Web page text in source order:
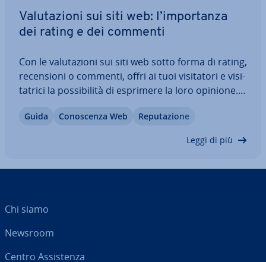
Va­lu­ta­zio­ni sui siti web: l’im­por­tan­za
dei rating e dei commenti
Con le va­lu­ta­zio­ni sui siti web sotto forma di rating,
re­cen­sio­ni o commenti, offri ai tuoi vi­si­ta­to­ri e vi­si­
ta­tri­ci la pos­si­bi­li­tà di esprimere la loro opinione.
nel nostro articolo perché le va­lu­ta­zio­ni sui siti
Guida Co­no­scen­za Web Re­pu­ta­zio­ne
Leggi di più
Chi siamo
Newsroom
Centro As­si­sten­za